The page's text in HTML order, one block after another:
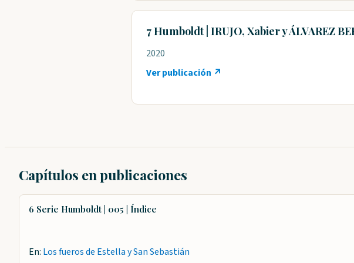
7 Humboldt | IRUJO, Xabier y ÁLVAREZ
2020
Ver publicación ↗
Capítulos en publicaciones
6 Serie Humboldt | 005 | Índice
En: Los fueros de Estella y San Sebastián